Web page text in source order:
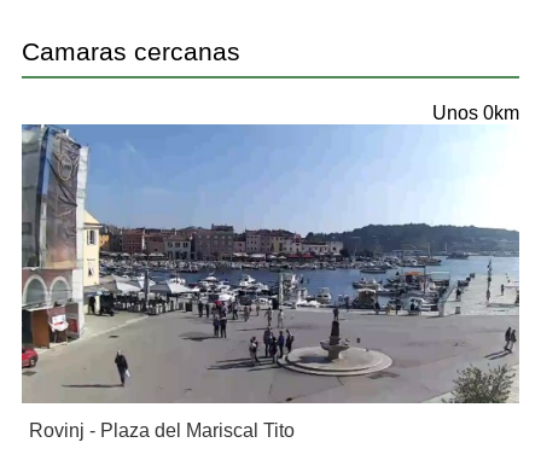
Camaras cercanas
Unos 0km
Rovinj - Plaza del Mariscal Tito